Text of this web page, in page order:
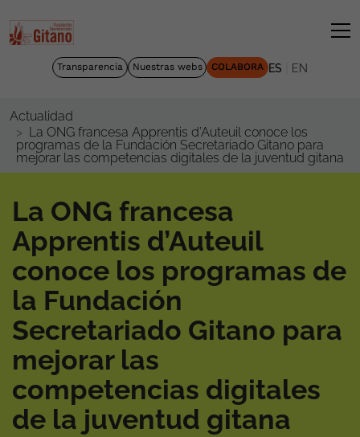
Transparencia Nuestras webs COLABORA ES EN
Actualidad
La ONG francesa Apprentis d’Auteuil conoce los
programas de la Fundación Secretariado Gitano para
mejorar las competencias digitales de la juventud gitana
La ONG francesa
Apprentis d’Auteuil
conoce los programas de
la Fundación
Secretariado Gitano para
mejorar las
competencias digitales
de la juventud gitana